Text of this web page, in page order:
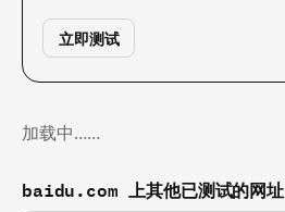
立即测试
加载中……
baidu.com 上其他已测试的网址